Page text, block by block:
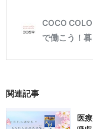
関連記事
医